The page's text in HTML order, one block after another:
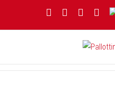
FacebookYouTube